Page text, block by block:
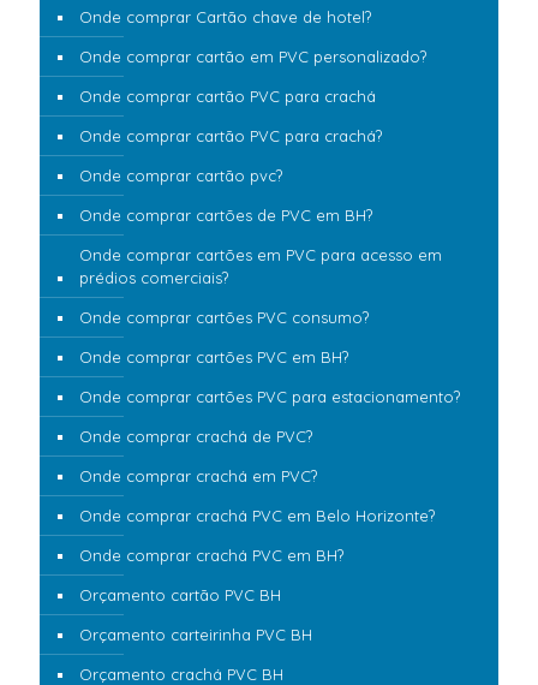
Onde comprar Cartão chave de hotel?
Onde comprar cartão em PVC personalizado?
Onde comprar cartão PVC para crachá
Onde comprar cartão PVC para crachá?
Onde comprar cartão pvc?
Onde comprar cartões de PVC em BH?
Onde comprar cartões em PVC para acesso em
prédios comerciais?
Onde comprar cartões PVC consumo?
Onde comprar cartões PVC em BH?
Onde comprar cartões PVC para estacionamento?
Onde comprar crachá de PVC?
Onde comprar crachá em PVC?
Onde comprar crachá PVC em Belo Horizonte?
Onde comprar crachá PVC em BH?
Orçamento cartão PVC BH
Orçamento carteirinha PVC BH
Orçamento crachá PVC BH